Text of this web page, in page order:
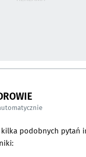
podobnych pytań